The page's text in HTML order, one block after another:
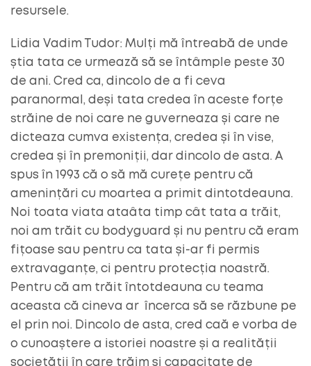
resursele.
Lidia Vadim Tudor: Mulți mă întreabă de unde
știa tata ce urmează să se întâmple peste 30
de ani. Cred ca, dincolo de a fi ceva
paranormal, deși tata credea în aceste forțe
străine de noi care ne guverneaza și care ne
dicteaza cumva existența, credea și în vise,
credea și în premoniții, dar dincolo de asta. A
spus în 1993 că o să mă curețe pentru că
amenințări cu moartea a primit dintotdeauna.
Noi toata viata ataâta timp cât tata a trăit,
noi am trăit cu bodyguard și nu pentru că eram
fițoase sau pentru ca tata și-ar fi permis
extravaganțe, ci pentru protecția noastră.
Pentru că am trăit întotdeauna cu teama
aceasta că cineva ar încerca să se răzbune pe
el prin noi. Dincolo de asta, cred caă e vorba de
o cunoaștere a istoriei noastre și a realității
societății în care trăim și capacitate de